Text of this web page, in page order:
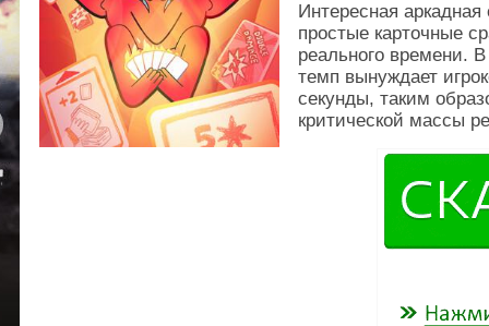
Интересная аркадная
простые карточные
реального времени.
темп вынуждает
секунды, таким
критической массы